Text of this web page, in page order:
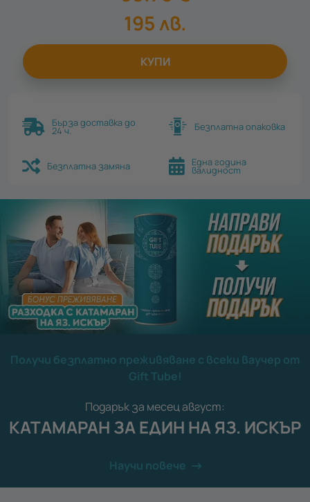
195лв.
КУПИ
Бърза доставка до
24 ч. Безплатна опаковка
Безплатна замяна Една година
валидност
Получи безплатно преживяване с всеки ваучер от
Gift Tube!
Подарък за месец август:
КАТАМАРАН ЗА ЕДИН НА ЯЗ. ИСКЪР
Научи повече